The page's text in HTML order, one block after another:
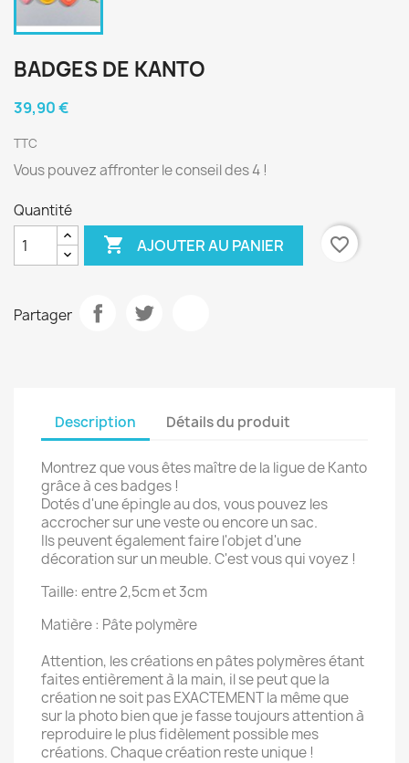
BADGES DE KANTO
39,90 €
TTC
Vous pouvez affronter le conseil des 4 !
Quantité
 AJOUTER AU PANIER favorite_border
Partager
Description Détails du produit
Montrez que vous êtes maître de la ligue de Kanto
grâce à ces badges !
Dotés d'une épingle au dos, vous pouvez les
accrocher sur une veste ou encore un sac.
Ils peuvent également faire l'objet d'une
décoration sur un meuble. C'est vous qui voyez !
Taille: entre 2,5cm et 3cm
Matière : Pâte polymère
Attention, les créations en pâtes polymères étant
faites entièrement à la main, il se peut que la
création ne soit pas EXACTEMENT la même que
sur la photo bien que je fasse toujours attention à
reproduire le plus fidèlement possible mes
créations. Chaque création reste unique !